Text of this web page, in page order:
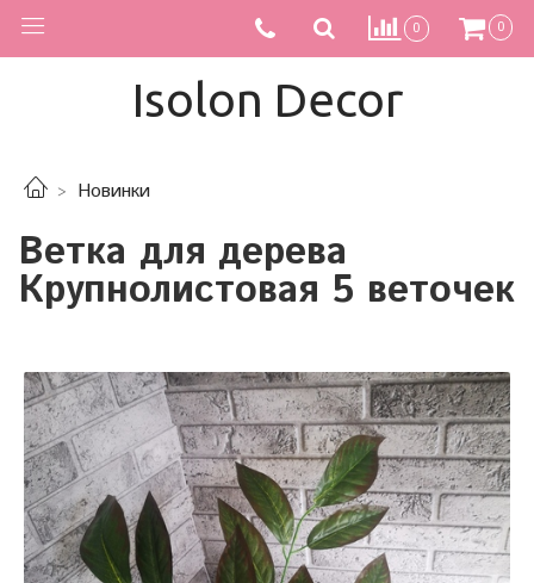
0 0
Isolon Decor
Новинки
Ветка для дерева
Крупнолистовая 5 веточек